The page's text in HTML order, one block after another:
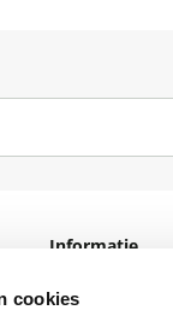
cookies
Informatie
Over ons